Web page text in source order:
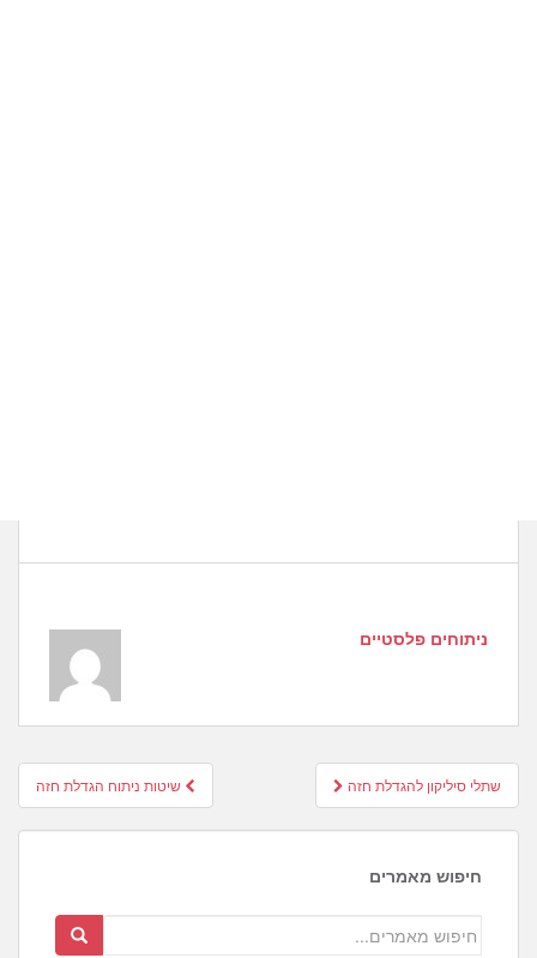
ניתוחים פלסטיים
Post
navigation
שיטות ניתוח הגדלת חזה שתלי סיליקון להגדלת חזה
חיפוש מאמרים